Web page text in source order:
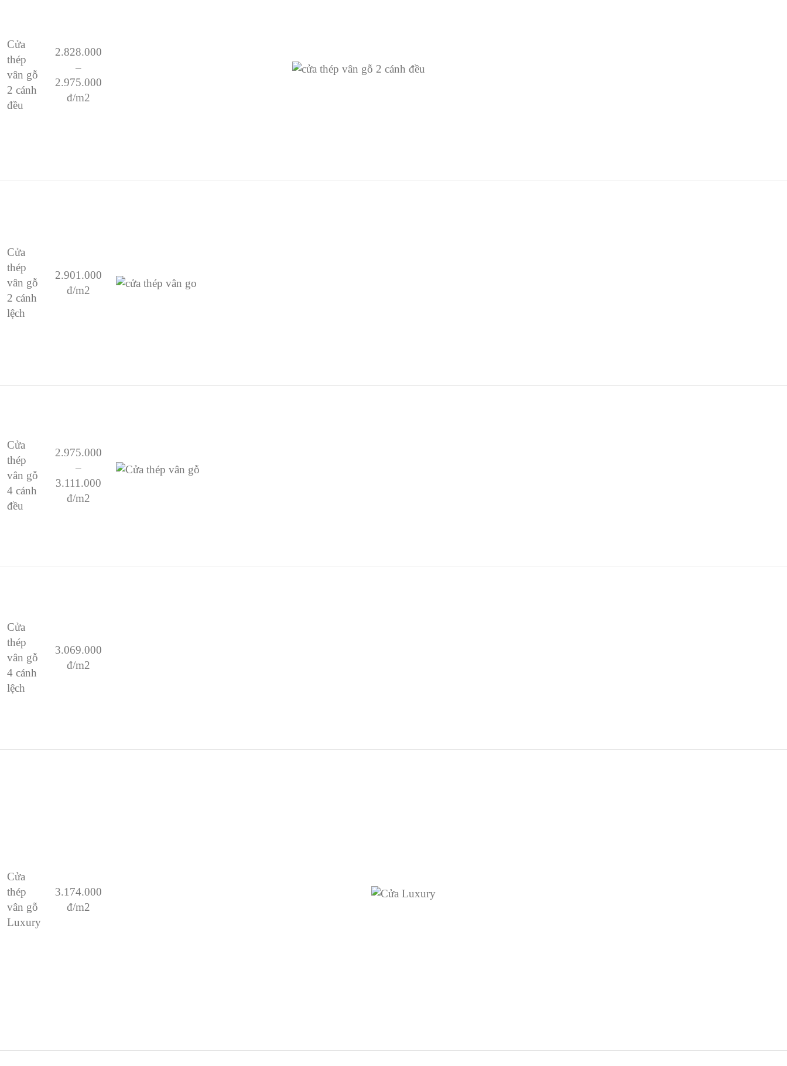
Cửa
thép
vân gỗ
2 cánh
đều
2.828.000
–
2.975.000
đ/m2
Cửa
thép
vân gỗ
2 cánh
lệch
2.901.000
đ/m2
Cửa
thép
vân gỗ
4 cánh
đều
2.975.000
–
3.111.000
đ/m2
Cửa
thép
vân gỗ
4 cánh
lệch
3.069.000
đ/m2
Cửa
thép
vân gỗ
Luxury
3.174.000
đ/m2